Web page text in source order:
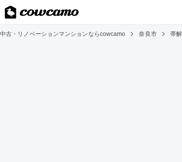
中古・リノベーションマンションならcowcamo 奈良市 帯